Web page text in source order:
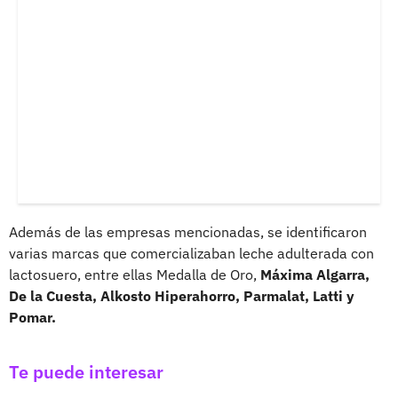
Además de las empresas mencionadas, se identificaron
varias marcas que comercializaban leche adulterada con
lactosuero, entre ellas Medalla de Oro, Máxima Algarra,
De la Cuesta, Alkosto Hiperahorro, Parmalat, Latti y
Pomar.
Te puede interesar